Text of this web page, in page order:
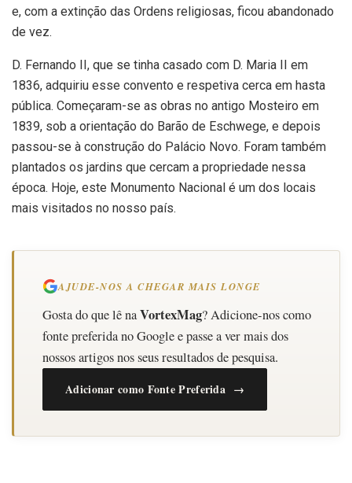
e, com a extinção das Ordens religiosas, ficou abandonado
de vez.
D. Fernando II, que se tinha casado com D. Maria II em
1836, adquiriu esse convento e respetiva cerca em hasta
pública. Começaram-se as obras no antigo Mosteiro em
1839, sob a orientação do Barão de Eschwege, e depois
passou-se à construção do Palácio Novo. Foram também
plantados os jardins que cercam a propriedade nessa
época. Hoje, este Monumento Nacional é um dos locais
mais visitados no nosso país.
AJUDE-NOS A CHEGAR MAIS LONGE
Gosta do que lê naVortexMag? Adicione-nos como
fonte preferida no Google e passe a ver mais dos
nossos artigos nos seus resultados de pesquisa.
Adicionar como Fonte Preferida →